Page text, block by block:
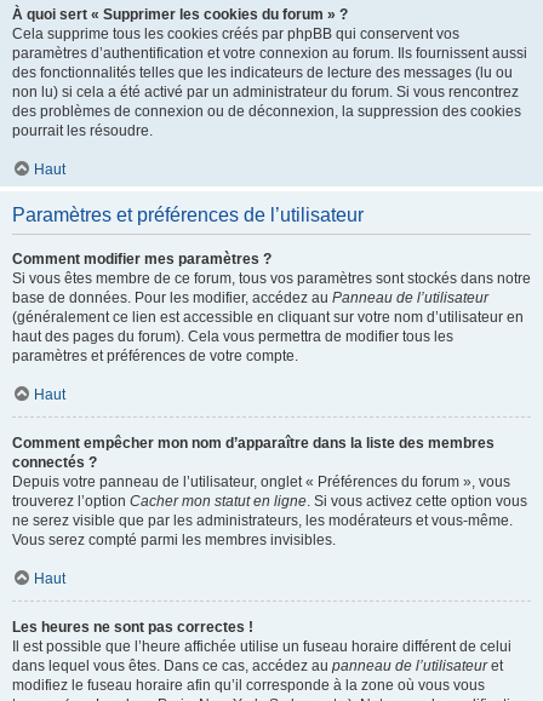
À quoi sert « Supprimer les cookies du forum » ?
Cela supprime tous les cookies créés par phpBB qui conservent vos
paramètres d’authentification et votre connexion au forum. Ils fournissent aussi
des fonctionnalités telles que les indicateurs de lecture des messages (lu ou
non lu) si cela a été activé par un administrateur du forum. Si vous rencontrez
des problèmes de connexion ou de déconnexion, la suppression des cookies
pourrait les résoudre.
Haut
Paramètres et préférences de l’utilisateur
Comment modifier mes paramètres ?
Si vous êtes membre de ce forum, tous vos paramètres sont stockés dans notre
base de données. Pour les modifier, accédez au Panneau de l’utilisateur
(généralement ce lien est accessible en cliquant sur votre nom d’utilisateur en
haut des pages du forum). Cela vous permettra de modifier tous les
paramètres et préférences de votre compte.
Haut
Comment empêcher mon nom d’apparaître dans la liste des membres
connectés ?
Depuis votre panneau de l’utilisateur, onglet « Préférences du forum », vous
trouverez l’option Cacher mon statut en ligne. Si vous activez cette option vous
ne serez visible que par les administrateurs, les modérateurs et vous-même.
Vous serez compté parmi les membres invisibles.
Haut
Les heures ne sont pas correctes !
Il est possible que l’heure affichée utilise un fuseau horaire différent de celui
dans lequel vous êtes. Dans ce cas, accédez au panneau de l’utilisateuret
modifiez le fuseau horaire afin qu’il corresponde à la zone où vous vous